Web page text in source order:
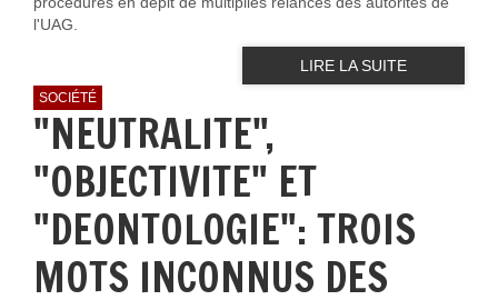
l'UAG.
LIRE LA SUITE
SOCIÉTÉ
"NEUTRALITE",
"OBJECTIVITE" ET
"DEONTOLOGIE": TROIS
MOTS INCONNUS DES